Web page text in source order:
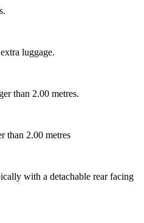
luggage.
than 2.00 metres.
than 2.00 metres
with a detachable rear facing